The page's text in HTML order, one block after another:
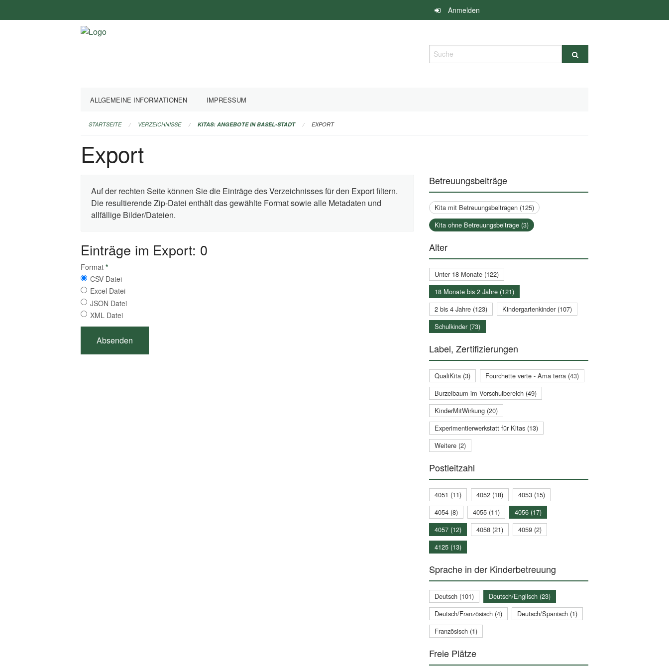
überspringen
Anmelden
Suche
ALLGEMEINE INFORMATIONEN IMPRESSUM
STARTSEITE VERZEICHNISSE KITAS: ANGEBOTE IN BASEL-STADT EXPORT
Export
Auf der rechten Seite können Sie die Einträge des Verzeichnisses für den Export filtern.
Die resultierende Zip-Datei enthält das gewählte Format sowie alle Metadaten und
allfällige Bilder/Dateien.
Einträge im Export: 0
Format *
CSV Datei
Excel Datei
JSON Datei
XML Datei
Betreuungsbeiträge
Kita mit Betreuungsbeiträgen (125)
Kita ohne Betreuungsbeiträge (3)
Alter
Unter 18 Monate (122)
18 Monate bis 2 Jahre (121)
2 bis 4 Jahre (123)
Kindergartenkinder (107)
Schulkinder (73)
Label, Zertifizierungen
QualiKita (3)
Fourchette verte - Ama terra (43)
Burzelbaum im Vorschulbereich (49)
KinderMitWirkung (20)
Experimentierwerkstatt für Kitas (13)
Weitere (2)
Postleitzahl
4051 (11) 4052 (18)
4053 (15)
4054 (8)
4055 (11)
4056 (17)
4057 (12)
4058 (21)
4059 (2)
4125 (13)
Sprache in der Kinderbetreuung
Deutsch (101)
Deutsch/Englisch (23)
Deutsch/Französisch (4)
Deutsch/Spanisch (1)
Französisch (1)
Freie Plätze